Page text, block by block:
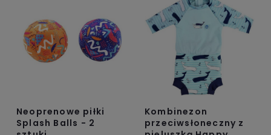
Neoprenowe piłki
Splash Balls - 2
Kombinezon
przeciwsłoneczny z